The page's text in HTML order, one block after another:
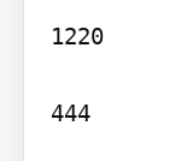
1220
444